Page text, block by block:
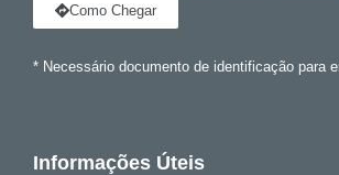
Como Chegar
* Necessário documento de identificação para
Informações Úteis